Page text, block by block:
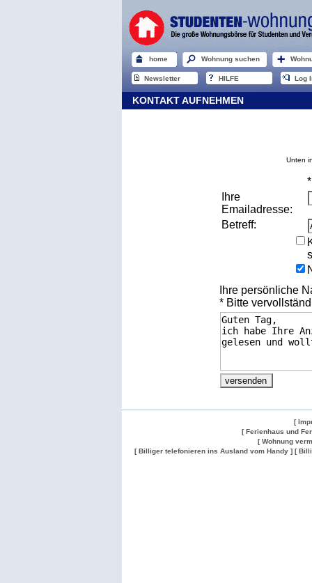
home Wohnung suchen
Newsletter HILFE Log
KONTAKT AUFNEHMEN
Unten
Ihre
Emailadresse:
Betreff:
Ihre persönliche
* Bitte
[
[ Ferienhaus und
[ Wohnung
[ Billiger telefonieren ins Ausland vom Handy ] [